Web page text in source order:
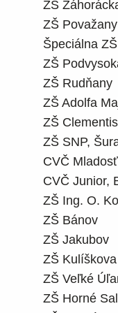
ZŠ
ZŠ Považany
Špeciálna
ZŠ
ZŠ Rudňany
ZŠ Adolfa
ZŠ
ZŠ SNP,
CVČ
CVČ Junior,
ZŠ Ing. O.
ZŠ Bánov
ZŠ Jakubov
ZŠ
ZŠ Veľké
ZŠ Horné